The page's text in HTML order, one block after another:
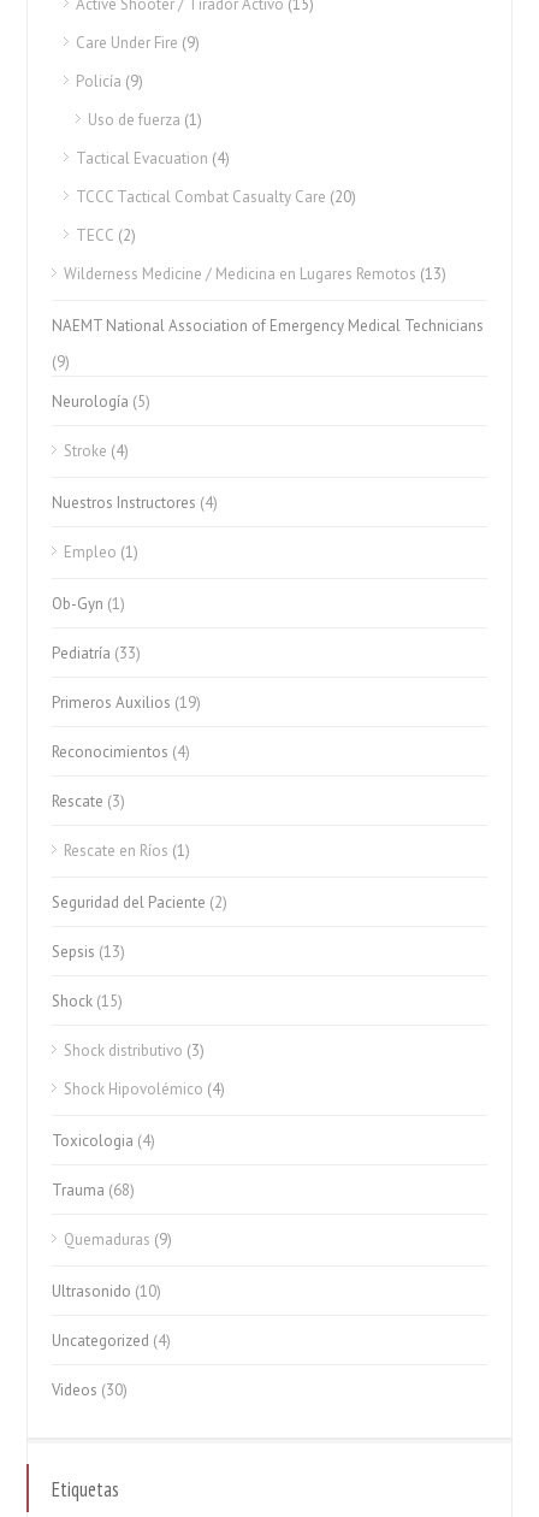
Active Shooter / Tirador Activo (15)
Care Under Fire (9)
Policía (9)
Uso de fuerza (1)
Tactical Evacuation (4)
TCCC Tactical Combat Casualty Care (20)
TECC (2)
Wilderness Medicine / Medicina en Lugares Remotos (13)
NAEMT National Association of Emergency Medical Technicians
(9)
Neurología (5)
Stroke (4)
Nuestros Instructores (4)
Empleo (1)
Ob-Gyn (1)
Pediatría (33)
Primeros Auxilios (19)
Reconocimientos (4)
Rescate (3)
Rescate en Ríos (1)
Seguridad del Paciente (2)
Sepsis (13)
Shock (15)
Shock distributivo (3)
Shock Hipovolémico (4)
Toxicologia (4)
Trauma (68)
Quemaduras (9)
Ultrasonido (10)
Uncategorized (4)
Videos (30)
Etiquetas